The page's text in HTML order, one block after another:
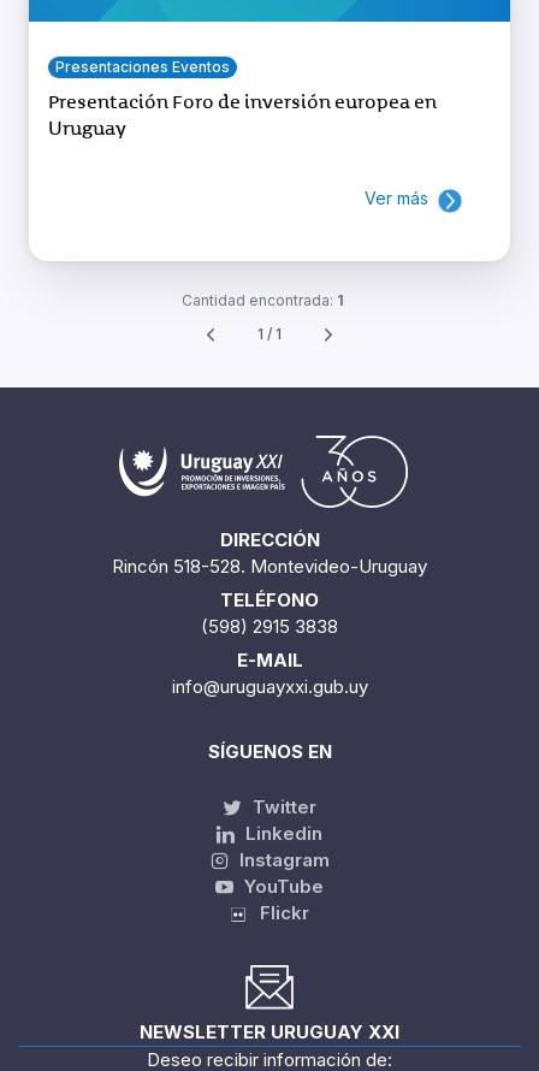
Presentaciones Eventos
Presentación Foro de inversión europea en
Uruguay
Ver más
Cantidad encontrada: 1
1 / 1
DIRECCIÓN
Rincón 518-528. Montevideo-Uruguay
TELÉFONO
(598) 2915 3838
E-MAIL
info@uruguayxxi.gub.uy
SÍGUENOS EN
Twitter
Linkedin
Instagram
YouTube
Flickr
NEWSLETTER URUGUAY XXI
Deseo recibir información de: